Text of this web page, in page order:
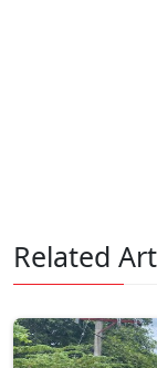
Related